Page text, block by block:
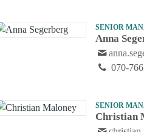
SENIOR
Anna
070-
SENIOR
Christian